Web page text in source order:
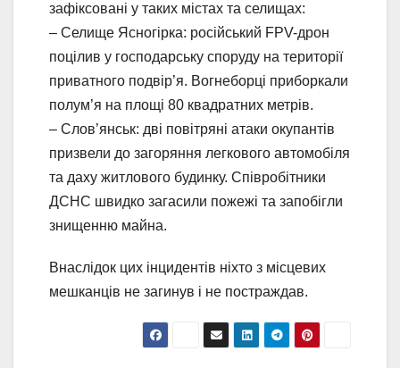
зафіксовані у таких містах та селищах:
– Селище Ясногірка: російський FPV-дрон
поцілив у господарську споруду на території
приватного подвір’я. Вогнеборці приборкали
полум’я на площі 80 квадратних метрів.
– Слов’янськ: дві повітряні атаки окупантів
призвели до загоряння легкового автомобіля
та даху житлового будинку. Співробітники
ДСНС швидко загасили пожежі та запобігли
знищенню майна.
Внаслідок цих інцидентів ніхто з місцевих
мешканців не загинув і не постраждав.